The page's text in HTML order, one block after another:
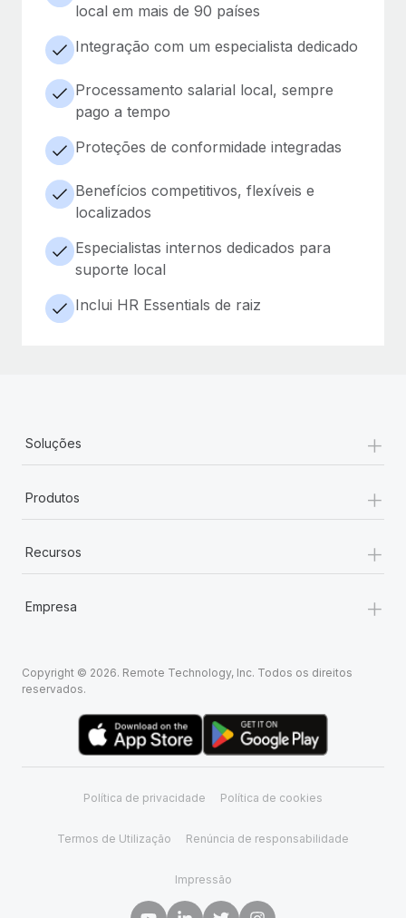
local em mais de 90 países
Integração com um especialista dedicado
Processamento salarial local, sempre
pago a tempo
Proteções de conformidade integradas
Benefícios competitivos, flexíveis e
localizados
Especialistas internos dedicados para
suporte local
Inclui HR Essentials de raiz
Soluções +
Produtos +
Recursos +
Empresa +
Copyright © 2026. Remote Technology, Inc. Todos os direitos
reservados.
Política de privacidade Política de cookies
Termos de Utilização Renúncia de responsabilidade
Impressão